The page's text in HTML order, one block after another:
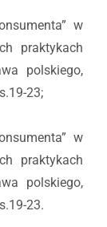
w
praktykach
polskiego,
23;
w
praktykach
polskiego,
23.